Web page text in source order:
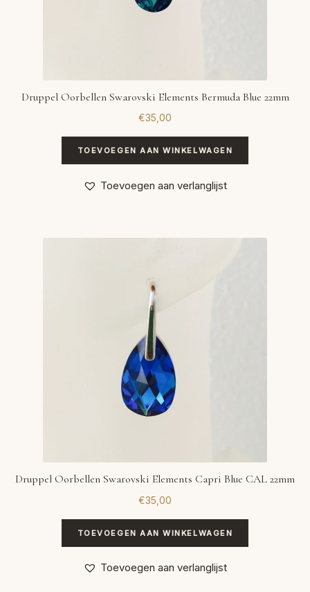
Druppel Oorbellen Swarovski Elements Bermuda Blue 22mm
€35,00
TOEVOEGEN AAN WINKELWAGEN
Toevoegen aan verlanglijst
Druppel Oorbellen Swarovski Elements Capri Blue CAL 22mm
€35,00
TOEVOEGEN AAN WINKELWAGEN
Toevoegen aan verlanglijst